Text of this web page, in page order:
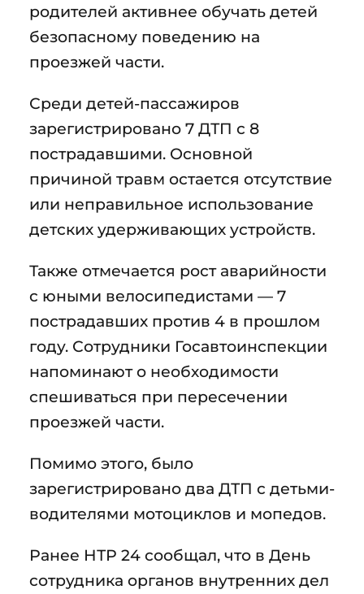
родителей активнее обучать детей
безопасному поведению на
проезжей части.
Среди детей-пассажиров
зарегистрировано 7 ДТП с 8
пострадавшими. Основной
причиной травм остается отсутствие
или неправильное использование
детских удерживающих устройств.
Также отмечается рост аварийности
с юными велосипедистами — 7
пострадавших против 4 в прошлом
году. Сотрудники Госавтоинспекции
напоминают о необходимости
спешиваться при пересечении
проезжей части.
Помимо этого, было
зарегистрировано два ДТП с детьми-
водителями мотоциклов и мопедов.
Ранее НТР 24 сообщал, что в День
сотрудника органов внутренних дел